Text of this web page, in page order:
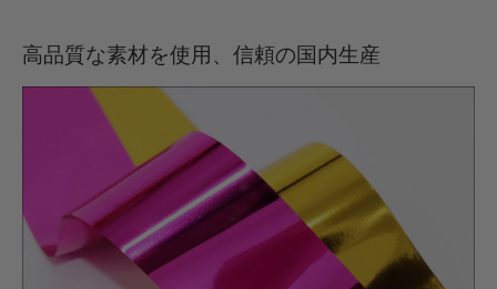
高品質な素材を使用、信頼の国内生産